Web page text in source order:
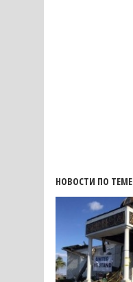
НОВОСТИ ПО ТЕМЕ